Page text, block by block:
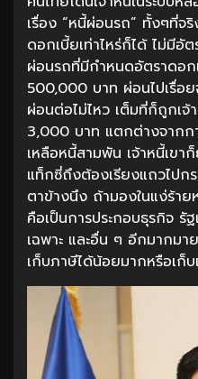
เรื่อง “หนี้ผ่อนรถ” ทั้งๆที่จริ
ดอกเบี้ยเท่าไหร่ก็ได้ ไม่มีอั
ผ่อนรถที่มีกำหนดอัตราดอ
500,000 บาท ผ่อนไปเรื่อ
ผ่อนต่อไม่ไหว เต็มที่ก็ถูกเ
3,000 บาท แตกต่างจากก
เหลือหนี้สามพัน เจ้าหนี้เข
แท็กซี่ถึงต้องเรียงแถวไปก
ตาข้างนึง ถ้ามองในแง่ร้า
คือเป็นการประกอบธุรกิจ รั
เฉพาะ และอื่น ๆ อีกมากม
เก็บภาษีได้น้อยมากหรือเก็